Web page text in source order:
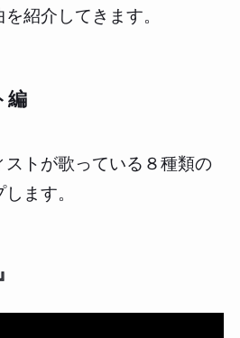
紹介してきます。
編
ストが歌っている８種類の
ます。